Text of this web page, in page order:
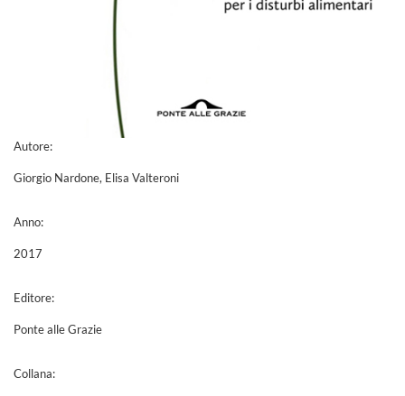
Autore:
Giorgio Nardone, Elisa Valteroni
Anno:
2017
Editore:
Ponte alle Grazie
Collana: